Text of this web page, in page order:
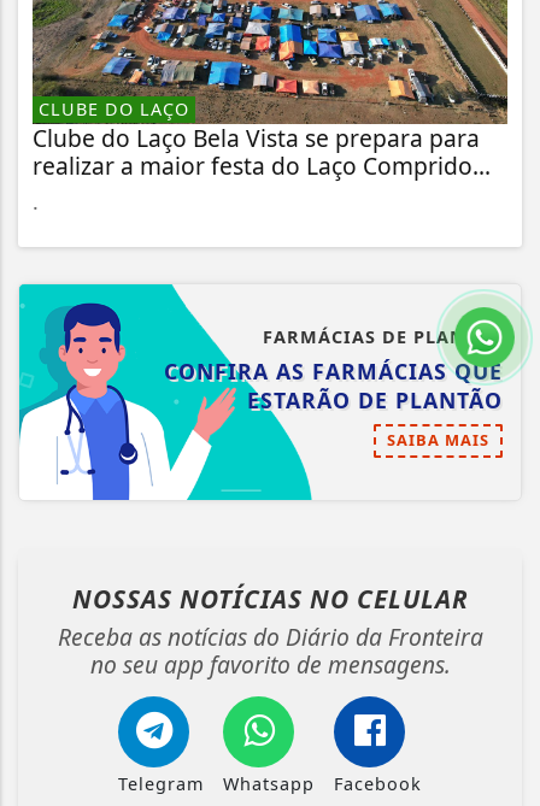
CLUBE DO LAÇO
Clube do Laço Bela Vista se prepara para
realizar a maior festa do Laço Comprido...
.
FARMÁCIAS DE PLANTÃO
CONFIRA AS FARMÁCIAS QUE
ESTARÃO DE PLANTÃO
SAIBA MAIS
NOSSAS NOTÍCIAS NO CELULAR
Receba as notícias do Diário da Fronteira
no seu app favorito de mensagens.
Telegram Whatsapp Facebook